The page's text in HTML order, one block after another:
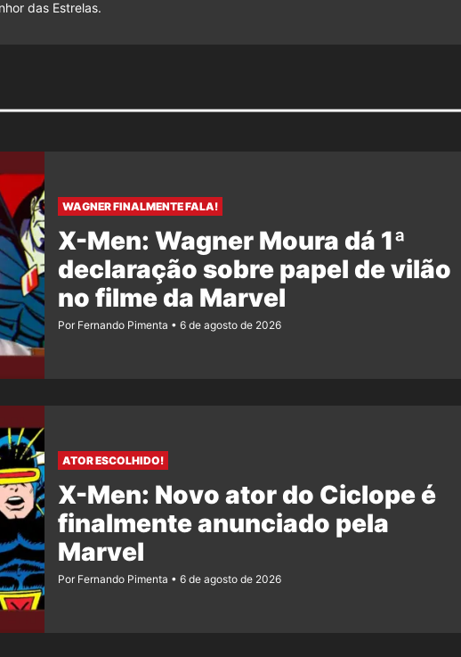
das Estrelas.
WAGNER FINALMENTE FALA!
X-Men: Wagner Moura dá 1ª
declaração sobre papel de vilão
no filme da Marvel
Por Fernando Pimenta 6 de agosto de 2026
ATOR ESCOLHIDO!
X-Men: Novo ator do Ciclope é
finalmente anunciado pela
Marvel
Por Fernando Pimenta 6 de agosto de 2026